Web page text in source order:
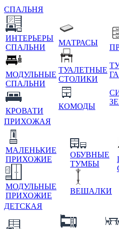
СПАЛЬНЯ
ИНТЕРЬЕРЫ
СПАЛЬНИ
МОДУЛЬНЫЕ
СПАЛЬНИ
КРОВАТИ
МАТРАСЫ
ТУАЛЕТНЫЕ
СТОЛИКИ
КОМОДЫ
ПРИХОЖАЯ
МАЛЕНЬКИЕ
ПРИХОЖИЕ
МОДУЛЬНЫЕ
ПРИХОЖИЕ
ОБУВНЫЕ
ТУМБЫ
ВЕШАЛКИ
ДЕТСКАЯ